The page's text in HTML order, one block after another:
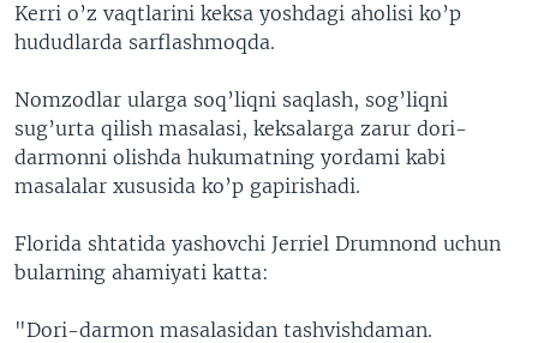
Kerri o’z vaqtlarini keksa yoshdagi aholisi ko’p
hududlarda sarflashmoqda.
Nomzodlar ularga soq’liqni saqlash, sog’liqni
sug’urta qilish masalasi, keksalarga zarur dori-
darmonni olishda hukumatning yordami kabi
masalalar xususida ko’p gapirishadi.
Florida shtatida yashovchi Jerriel Drumnond uchun
bularning ahamiyati katta:
"Dori-darmon masalasidan tashvishdaman.